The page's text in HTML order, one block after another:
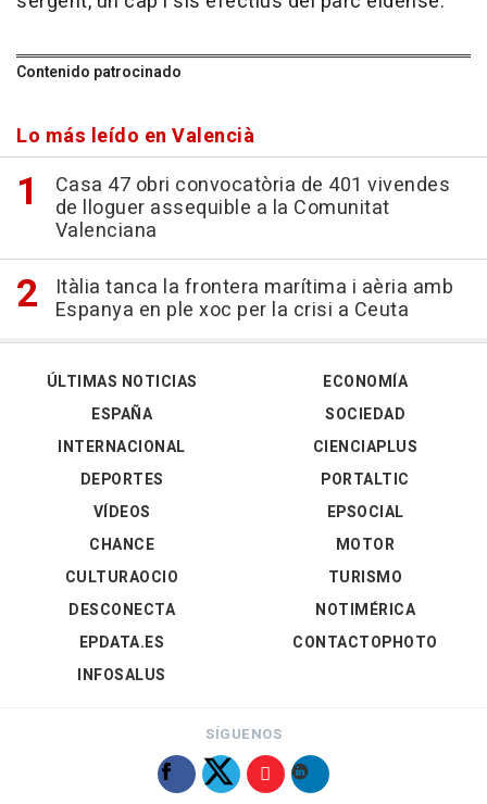
Contenido patrocinado
Lo más leído en Valencià
Casa 47 obri convocatòria de 401 vivendes
de lloguer assequible a la Comunitat
Valenciana
Itàlia tanca la frontera marítima i aèria amb
Espanya en ple xoc per la crisi a Ceuta
ÚLTIMAS NOTICIAS
ESPAÑA
INTERNACIONAL
DEPORTES
VÍDEOS
ECONOMÍA
SOCIEDAD
CIENCIAPLUS
PORTALTIC
EPSOCIAL
CHANCE
CULTURAOCIO
DESCONECTA
EPDATA.ES
INFOSALUS
MOTOR
TURISMO
NOTIMÉRICA
CONTACTOPHOTO
SÍGUENOS